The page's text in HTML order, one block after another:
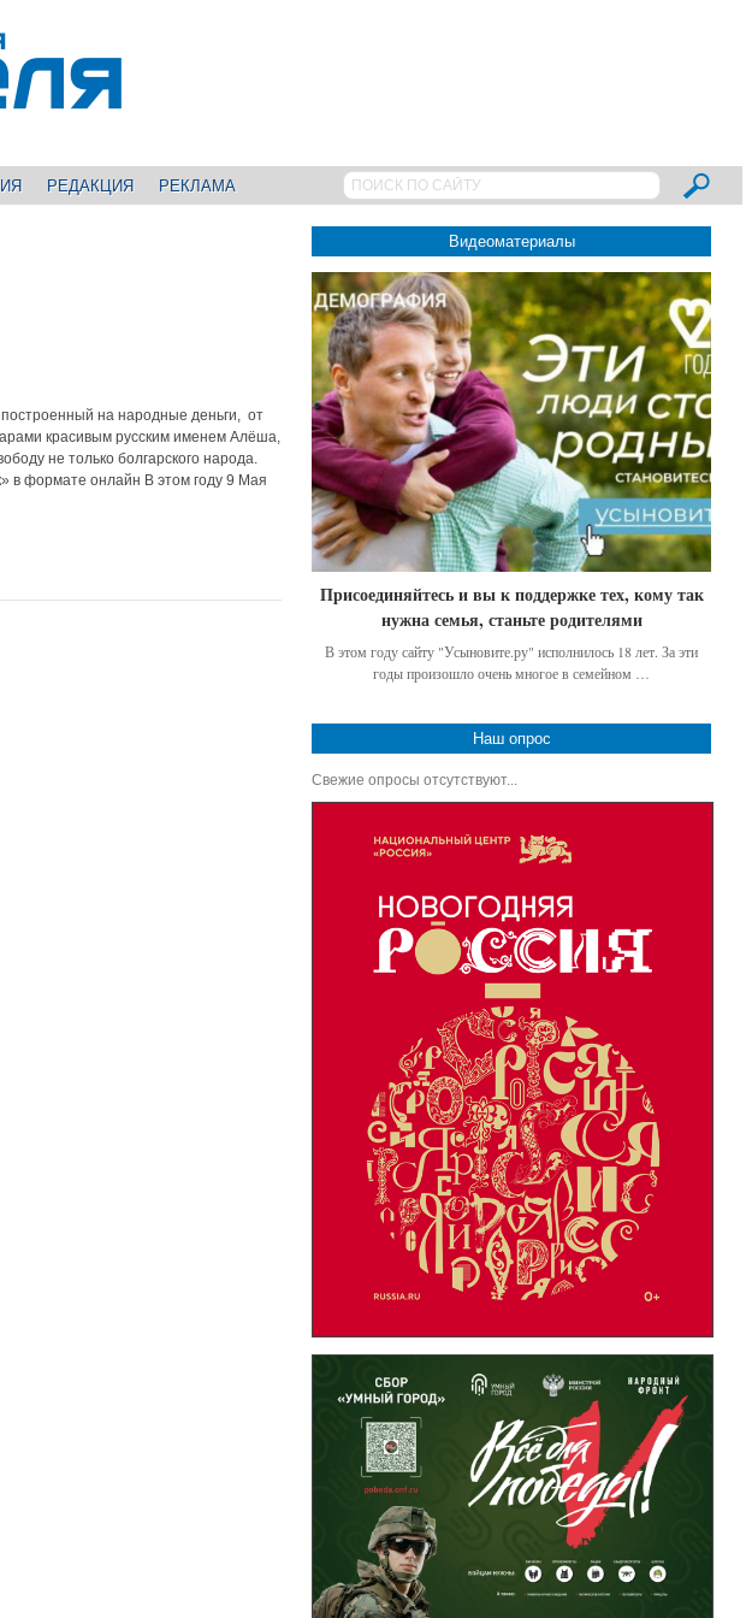
РЕДАКЦИЯ РЕКЛАМА
построенный на народные деньги, от
красивым русским именем Алёша,
не только болгарского народа.
в формате онлайн В этом году 9 Мая
Видеоматериалы
Присоединяйтесь и вы к поддержке тех, кому так
нужна семья, станьте родителями
В этом году сайту "Усыновите.ру" исполнилось 18 лет. За эти
годы произошло очень многое в семейном …
Наш опрос
Свежие опросы отсутствуют...